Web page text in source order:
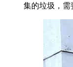
集的垃圾，需